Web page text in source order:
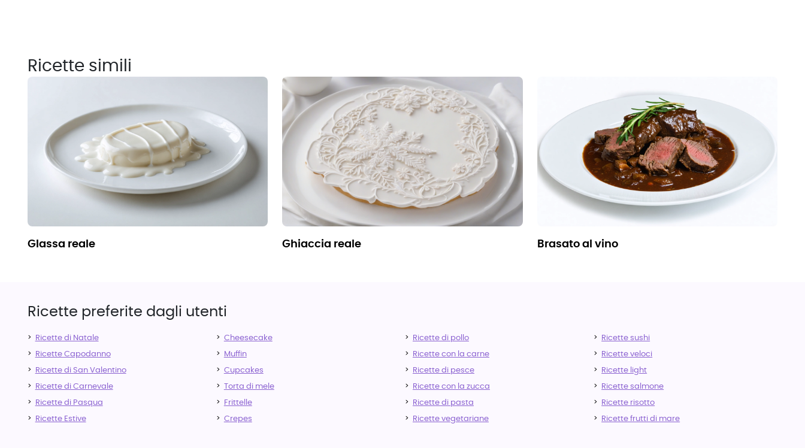
Ricette simili
glassa reale ghiaccia reale brasato al vino
Ricette preferite dagli utenti
Ricette di Natale
Ricette Capodanno
Ricette di San Valentino
Ricette di Carnevale
Ricette di Pasqua
Ricette Estive
Cheesecake
Muffin
Cupcakes
Torta di mele
Frittelle
Crepes
Ricette di pollo
Ricette con la carne
Ricette di pesce
Ricette con la zucca
Ricette di pasta
Ricette vegetariane
Ricette sushi
Ricette veloci
Ricette light
Ricette salmone
Ricette risotto
Ricette frutti di mare